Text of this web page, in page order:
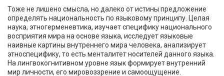
Тоже не лишено смысла, но далеко от истины предложение
определять национальность по языковому принципу. Целая
наука, этногерменевтика, изучает специфику национального
восприятия мира на основе языка, исследует языковые
наивные картины внутреннего мира человека, анализирует
этноспецифику, то есть менталитет носителей данного языка.
На лингвокогнитивном уровне язык формирует внутренний
мир личности, его мировоззрение и самоощущение.